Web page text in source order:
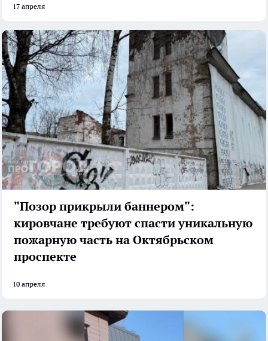
17 апреля
"Позор прикрыли баннером":
кировчане требуют спасти уникальную
пожарную часть на Октябрьском
проспекте
10 апреля